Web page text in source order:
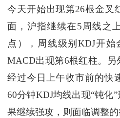
今天开始出现第26根金叉
面，沪指继续在5周线之
点），周线级别KDJ开始
MACD出现第6根红柱。另
经过今日上午收市前的快
60分钟KDJ均线出现“钝化
果继续强攻，则面临调整